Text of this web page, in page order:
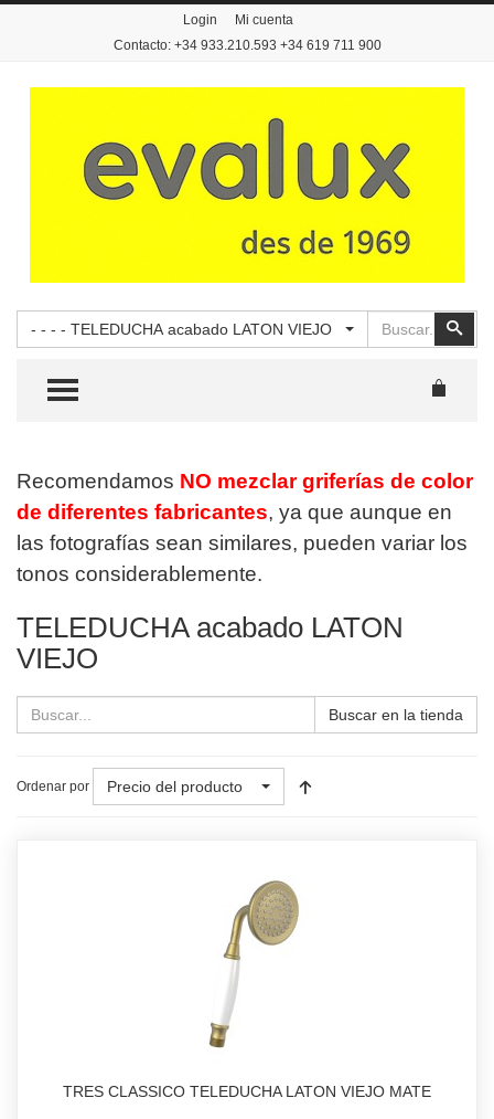
Login
Mi cuenta
Contacto: +34 933.210.593 +34 619 711 900
- - - - TELEDUCHA acabado LATON VIEJO
TOGGLE MENU
Recomendamos NO mezclar griferías de color
de diferentes fabricantes, ya que aunque en
las fotografías sean similares, pueden variar los
tonos considerablemente.
TELEDUCHA acabado LATON
VIEJO
Buscar en la tienda
Ordenar por Precio del producto
TRES CLASSICO TELEDUCHA LATON VIEJO MATE